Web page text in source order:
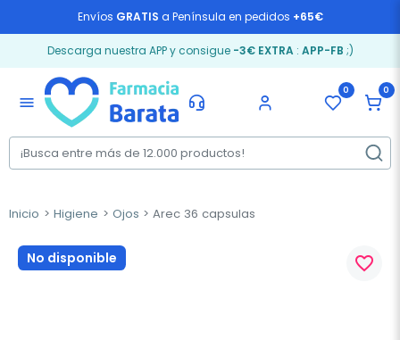
Envíos GRATIS a Península en pedidos +65€
Descarga nuestra APP y consigue -3€ EXTRA: APP-FB ;)
menu
0 0
Inicio Higiene Ojos Arec 36 capsulas
No disponible favorite_border